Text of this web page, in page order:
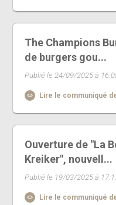
The Champions
de burgers gou...
Publié le 24/09/2025 à
Lire le communiqué
Ouverture de "La
Kreiker", nouvell...
Publié le 19/03/2025 à
Lire le communiqué